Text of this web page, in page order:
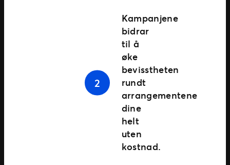
Kampanjene
bidrar
til å
øke
bevisstheten
rundt
arrangementene
dine
helt
uten
kostnad.